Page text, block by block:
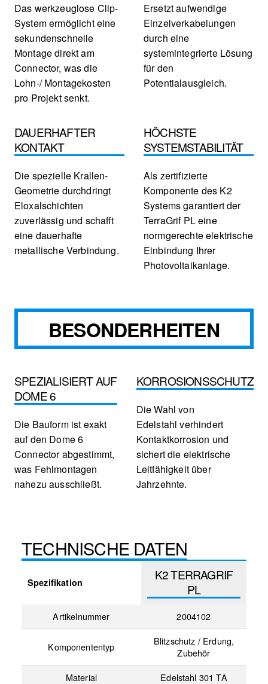
Das werkzeuglose Clip-
System ermöglicht eine
sekundenschnelle
Montage direkt am
Connector, was die
Lohn-/ Montagekosten
pro Projekt senkt.
Ersetzt aufwendige
Einzelverkabelungen
durch eine
systemintegrierte Lösung
für den
Potentialausgleich.
DAUERHAFTER
KONTAKT
Die spezielle Krallen-
Geometrie durchdringt
Eloxalschichten
zuverlässig und schafft
eine dauerhafte
metallische Verbindung.
HÖCHSTE
SYSTEMSTABILITÄT
Als zertifizierte
Komponente des K2
Systems garantiert der
TerraGrif PL eine
normgerechte elektrische
Einbindung Ihrer
Photovoltaikanlage.
BESONDERHEITEN
SPEZIALISIERT AUF
DOME 6
Die Bauform ist exakt
auf den Dome 6
Connector abgestimmt,
was Fehlmontagen
nahezu ausschließt.
KORROSIONSSCHUTZ
Die Wahl von
Edelstahl verhindert
Kontaktkorrosion und
sichert die elektrische
Leitfähigkeit über
Jahrzehnte.
TECHNISCHE DATEN
Spezifikation
K2 TERRAGRIF
PL
Artikelnummer 2004102
Komponententyp
Blitzschutz / Erdung,
Zubehör
Material
Edelstahl 301 TA